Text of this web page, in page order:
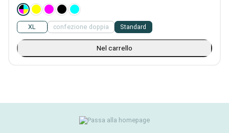
Standard
confezione doppia
XL
Nel carrello